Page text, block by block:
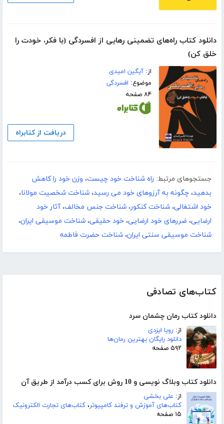
کتاب‌های تصادفی
دانلود کتاب رمان چشمان سرد
از: رویا ایزدی
دانلود رایگان بهترین رمان‌ها
۵۹۲ صفحه
دانلود کتاب وبلاگ نویسی و 10 روش برای کسب درآمد از طریق آن
از: علی بخشی
کتاب‌های آموزش و ترفند کامپیوتر، کتاب‌های تجارت الکترونیک
۱۵ صفحه
دانلود کتاب راه‌های تضمینی رهایی از افسردگی (با فکر، خودت را
خلق کن)
از:آیگین امیدی
موضوع: افسردگی
۸۴ صفحه
دریافت از کتابراه
جستجوهای مرتبط: راه شناخت خود چیست، وزن خود را کاهش
بدهید، چگونه به آرزوهای خود می رسید، شناخت شخصیت مولانا،
خود اشتغالی، شناخت کنکور، شناخت جنس مخالف،آثار خود
ارضایی، ضررهای خود ارضایی، خود حقیقی، شناخت موسیقی ایران،
شناخت موسیقی سنتی ایران، شناخت حضرت فاطمه